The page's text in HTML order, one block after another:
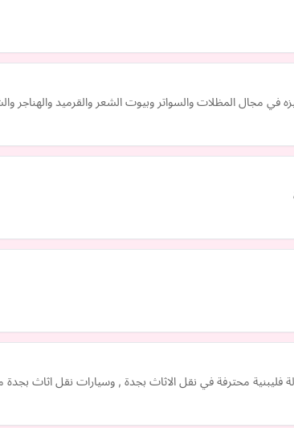
مجال المظلات والسواتر وبيوت الشعر والقرميد والهناجر
محترفة في نقل الاثاث بجدة , وسيارات نقل اثاث